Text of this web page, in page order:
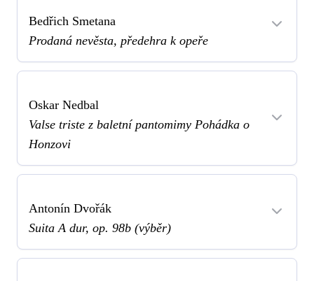
Bedřich Smetana
Prodaná nevěsta, předehra k opeře
Oskar Nedbal
Valse triste z baletní pantomimy Pohádka o
Honzovi
Antonín Dvořák
Suita A dur, op. 98b (výběr)